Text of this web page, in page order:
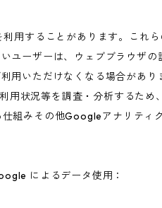
用することがあります。これ
ーザーは、ウェブブラウザ
用いただけなくなる場合があり
用状況等を調査・分析するた
組みその他Googleアナリティ
によるデータ使用：